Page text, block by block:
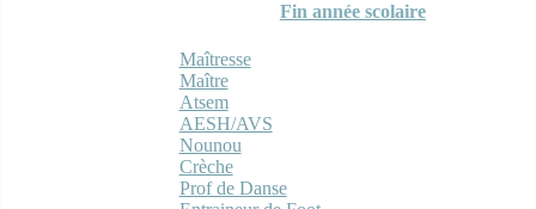
Fin année scolaire
Maîtresse
Maître
Atsem
AESH/AVS
Nounou
Crèche
Prof de Danse